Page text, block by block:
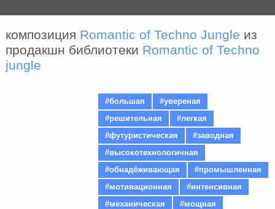
композиция Romantic of Techno Jungle из
продакшн библиотеки Romantic of Techno
jungle
#большая
#увереная
#решительная
#легкая
#футуристическая
#заводная
#высокотехнологичная
#обнадёживающая
#промышленная
#мотивационная
#интенсивная
#механическая
#мощная